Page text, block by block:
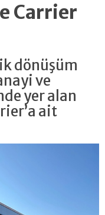
Carrier
dönüşüm
ve
yer alan
ait